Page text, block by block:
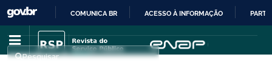
IR
PARA
COMUNICA BR ACESSO À INFORMAÇÃO
Pesquisar